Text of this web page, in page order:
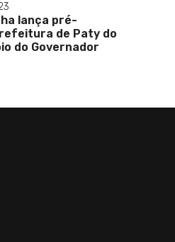
lança pré-
de Paty do
do Governador